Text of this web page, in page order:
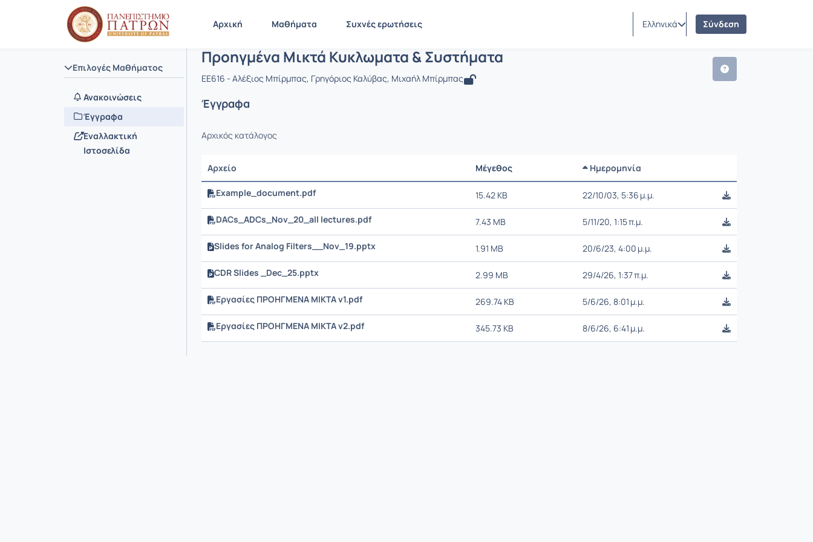
Αρχική Μαθήματα Συχνές ερωτήσεις Ελληνικά Σύνδεση
Επιλογές Μαθήματος
Ανακοινώσεις
Έγγραφα
Εναλλακτική
Ιστοσελίδα
Αρχική Σελίδα Προηγμένα Μικτά Κυκλωματα & Συστήματα
Μάθημα : Προηγμένα Μικτά Κυκλωματα & Συστήματα
Κωδικός : EE616
Προηγμένα Μικτά Κυκλωματα & Συστήματα
EE616 - Αλέξιος Μπίρμπας, Γρηγόριος Καλύβας, Μιχαήλ Μπίρμπας
Έγγραφα
Αρχικός κατάλογος
Αρχείο Μέγεθος Ημερομηνία
Example_document.pdf
15.42 KB 22/10/03, 5:36 μ.μ.
DACs_ADCs_Nov_20_all lectures.pdf 7.43 MB 5/11/20, 1:15 π.μ.
Slides for Analog Filters__Nov_19.pptx 1.91 MB 20/6/23, 4:00 μ.μ.
CDR Slides _Dec_25.pptx 2.99 MB 29/4/26, 1:37 π.μ.
Εργασίες ΠΡΟΗΓΜΕΝΑ ΜΙΚΤΑ v1.pdf 269.74 KB 5/6/26, 8:01 μ.μ.
Εργασίες ΠΡΟΗΓΜΕΝΑ ΜΙΚΤΑ v2.pdf 345.73 KB 8/6/26, 6:41 μ.μ.